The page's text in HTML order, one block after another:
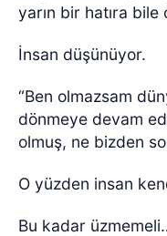
yarın bir hatıra bile
İnsan düşünüyor.
“Ben olmazsam
dönmeye devam
olmuş, ne bizden
O yüzden insan
Bu kadar